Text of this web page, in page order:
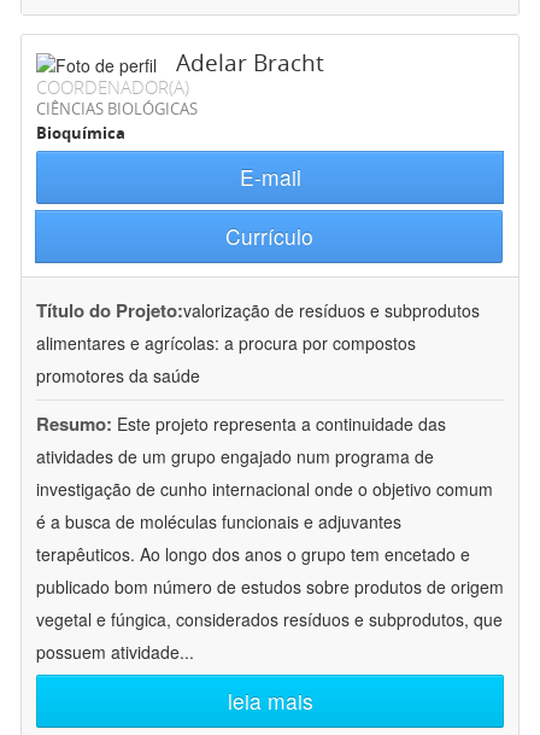
Adelar Bracht
COORDENADOR(A)
CIÊNCIAS BIOLÓGICAS
Bioquímica
E-mail
Currículo
Título do Projeto:valorização de resíduos e subprodutos
alimentares e agrícolas: a procura por compostos
promotores da saúde
Resumo: Este projeto representa a continuidade das
atividades de um grupo engajado num programa de
investigação de cunho internacional onde o objetivo comum
é a busca de moléculas funcionais e adjuvantes
terapêuticos. Ao longo dos anos o grupo tem encetado e
publicado bom número de estudos sobre produtos de origem
vegetal e fúngica, considerados resíduos e subprodutos, que
possuem atividade...
leia mais